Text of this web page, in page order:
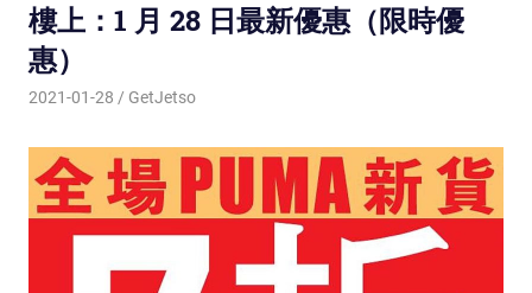
樓上：1 月 28 日最新優惠（限時優
惠）
2021-01-28 GetJetso